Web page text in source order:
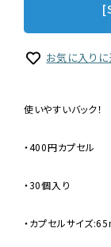
お気に入り
使いやすいバック！
・400円カプセル
・30個入り
・カプセルサイズ